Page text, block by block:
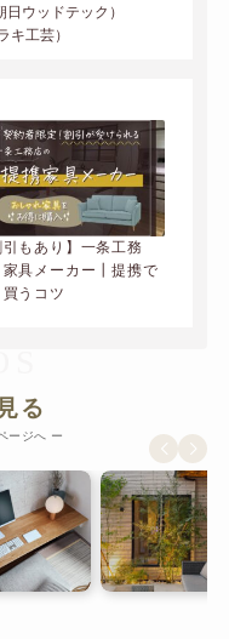
ウッドテック）
キ工芸）
引もあり】一条工務
家具メーカー┃提携で
うコツ
る
ージへ ー